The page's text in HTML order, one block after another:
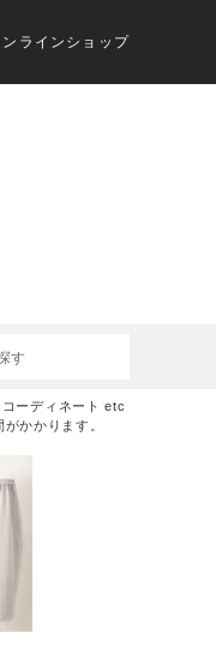
ンラインショップ
ーディネート etc
かかります。